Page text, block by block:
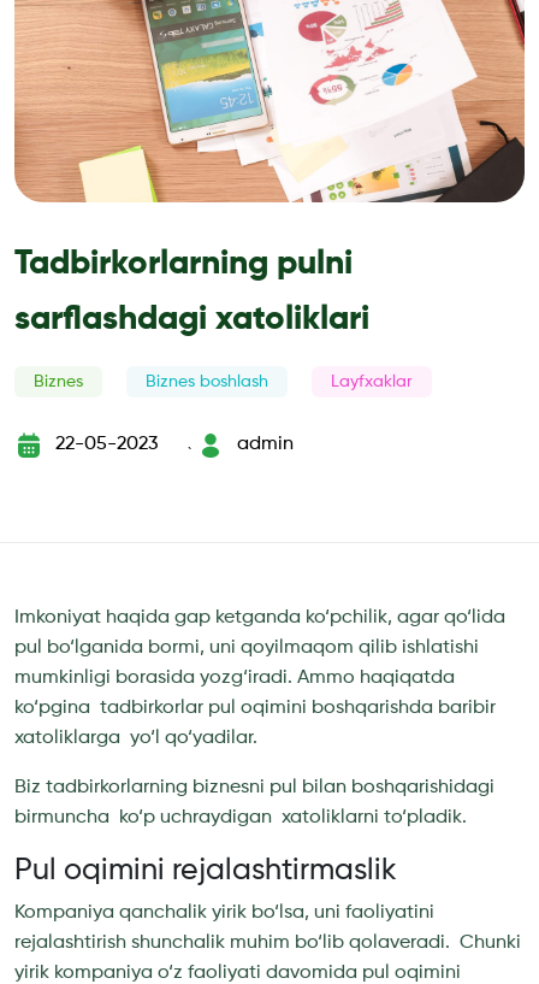
Tadbirkorlarning pulni
sarflashdagi xatoliklari
Biznes Biznes boshlash Layfxaklar
22-05-2023
`
admin
Imkoniyat haqida gap ketganda ko‘pchilik, agar qo‘lida
pul bo‘lganida bormi, uni qoyilmaqom qilib ishlatishi
mumkinligi borasida yozg‘iradi. Ammo haqiqatda
ko‘pgina tadbirkorlar pul oqimini boshqarishda baribir
xatoliklarga yo‘l qo‘yadilar.
Biz tadbirkorlarning biznesni pul bilan boshqarishidagi
birmuncha ko‘p uchraydigan xatoliklarni to‘pladik.
Pul oqimini rejalashtirmaslik
Kompaniya qanchalik yirik bo‘lsa, uni faoliyatini
rejalashtirish shunchalik muhim bo‘lib qolaveradi. Chunki
yirik kompaniya o‘z faoliyati davomida pul oqimini